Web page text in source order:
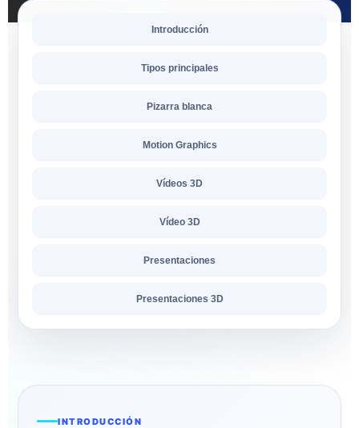
Introducción
Tipos principales
Pizarra blanca
Motion Graphics
Vídeos 3D
Vídeo 3D
Presentaciones
Presentaciones 3D
INTRODUCCIÓN